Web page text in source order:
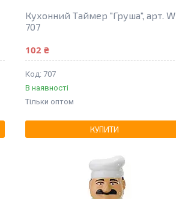
Кухонний Таймер "Груша", арт. W
707
102 ₴
707
В наявності
Тільки оптом
КУПИТИ